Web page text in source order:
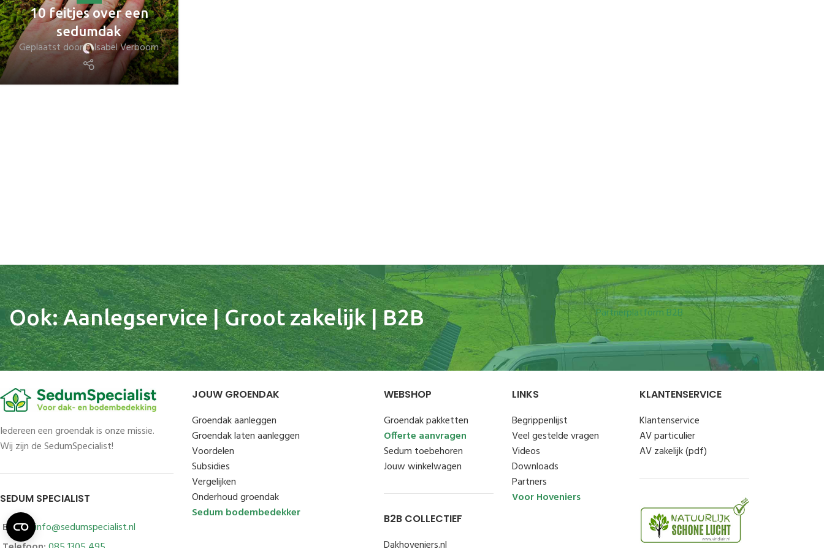
10 feitjes over een
sedumdak
Geplaatst door Isabel Verboom
Ook: Aanlegservice | Groot zakelijk | B2B Partnerplatform B2B
Iedereen een groendak is onze missie.
Wij zijn de SedumSpecialist!
SEDUM SPECIALIST
E-mail: info@sedumspecialist.nl
JOUW GROENDAK
Groendak aanleggen
Groendak laten aanleggen
Voordelen
Subsidies
Vergelijken
Onderhoud groendak
Sedum bodembedekker
WEBSHOP
Groendak pakketten
Offerte aanvragen
Sedum toebehoren
Jouw winkelwagen
B2B COLLECTIEF
Dakhoveniers.nl
LINKS
Begrippenlijst
Veel gestelde vragen
Videos
Downloads
Partners
Voor Hoveniers
KLANTENSERVICE
Klantenservice
AV particulier
AV zakelijk (pdf)